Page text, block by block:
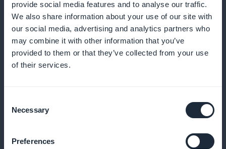
provide social media features and to analyse our traffic.
We also share information about your use of our site with
our social media, advertising and analytics partners who
may combine it with other information that you’ve
provided to them or that they’ve collected from your use
of their services.
Selection
Necessary
Preferences
Und viele andere Dinge
Artikel zur Gesundheit der Stimme